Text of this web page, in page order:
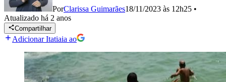
PorClarissa Guimarães18/11/2023 às 12h25 •
Atualizado há 2 anos
Compartilhar
Adicionar Itatiaia ao